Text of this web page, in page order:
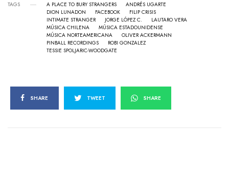
TAGS A PLACE TO BURY STRANGERS
ANDRÉS UGARTE
DION LUNADON
FACEBOOK
FILIP CRISIS
INTIMATE STRANGER
JORGE LÓPEZ C.
LAUTARO VERA
MÚSICA CHILENA
MÚSICA ESTADOUNIDENSE
MÚSICA NORTEAMERICANA
OLIVER ACKERMANN
PINBALL RECORDINGS
ROBI GONZALEZ
TESSIE SPOLJARIC-WOODGATE
SHARE TWEET SHARE